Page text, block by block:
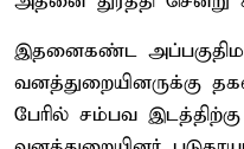
இதனைகண்ட
வனத்துறையினருக்கு
பேரில் சம்பவ